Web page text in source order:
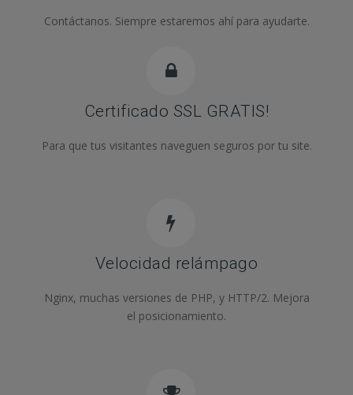
Contáctanos. Siempre estaremos ahí para ayudarte.
Certificado SSL GRATIS!
Para que tus visitantes naveguen seguros por tu site.
Velocidad relámpago
Nginx, muchas versiones de PHP, y HTTP/2. Mejora
el posicionamiento.